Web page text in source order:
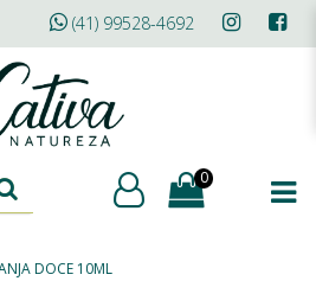
(41) 99528-4692
0
DOCE 10ML